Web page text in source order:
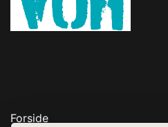
Forside